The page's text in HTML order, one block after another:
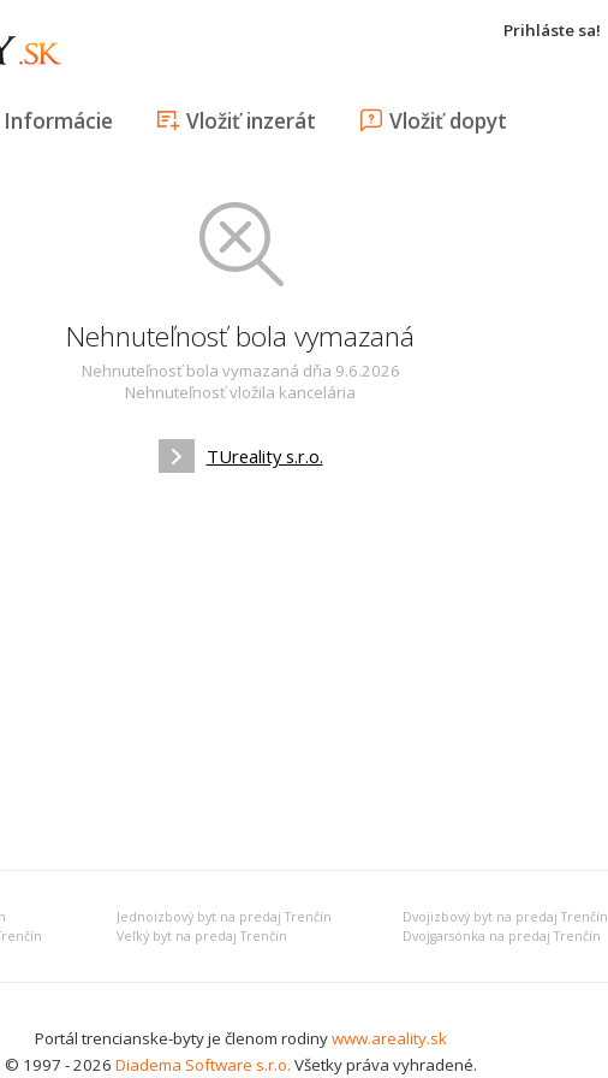
Prihláste sa!
Informácie Vložiť inzerát Vložiť dopyt
Nehnuteľnosť bola vymazaná
Nehnuteľnosť bola vymazaná dňa 9.6.2026
Nehnuteľnosť vložila kancelária
TUreality s.r.o.
Jednoizbový byt na predaj Trenčín Dvojizbový byt na predaj Trenčín
Veľký byt na predaj Trenčín Dvojgarsónka na predaj Trenčín
Portál trencianske-byty je členom rodinywww.areality.sk
© 1997 - 2026 Diadema Software s.r.o. Všetky práva vyhradené.